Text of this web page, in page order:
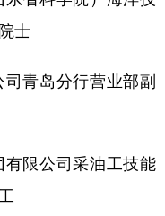
士
岛分行营业部副
限公司采油工技能